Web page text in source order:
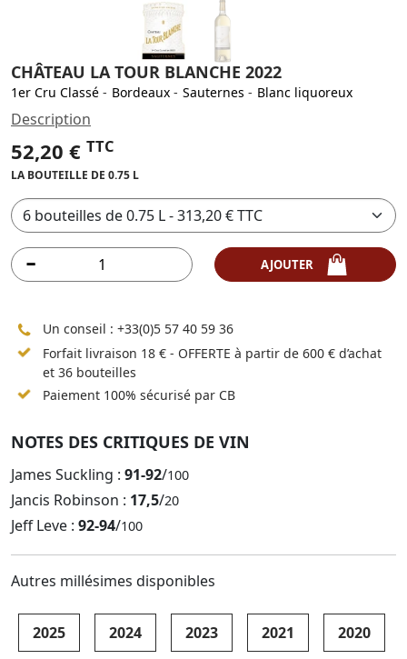
CHÂTEAU LA TOUR BLANCHE 2022
1er Cru Classé - Bordeaux - Sauternes - Blanc liquoreux
Description
52,20 € TTC
LA BOUTEILLE DE 0.75 L
Un conseil : +33(0)5 57 40 59 36
Forfait livraison 18 € - OFFERTE à partir de 600 € d’achat
et 36 bouteilles
Paiement 100% sécurisé par CB
NOTES DES CRITIQUES DE VIN
James Suckling : 91-92/100
Jancis Robinson : 17,5/20
Jeff Leve : 92-94/100
Autres millésimes disponibles
2025 2024 2023 2021 2020